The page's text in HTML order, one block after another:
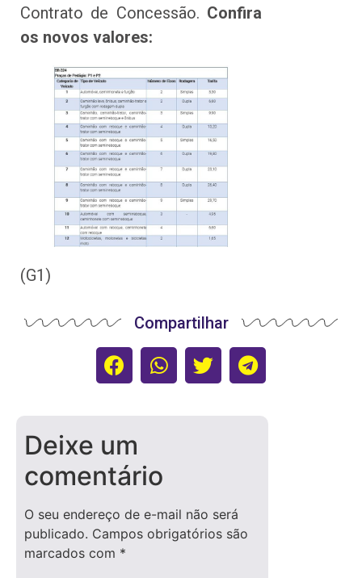
Contrato de Concessão. Confira
os novos valores:
(G1)
Compartilhar
Deixe um
comentário
O seu endereço de e-mail não será
publicado. Campos obrigatórios são
marcados com *